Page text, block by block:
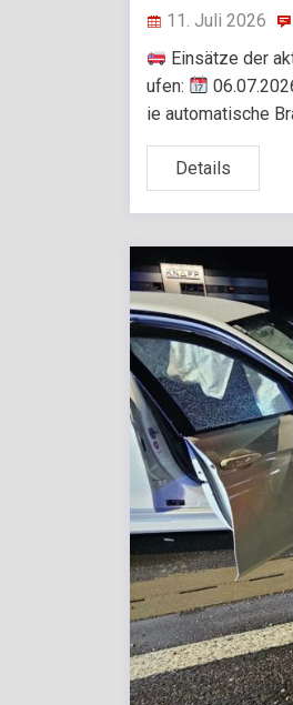
11. Juli 2026
Einsätze der
ufen:
ie automatische
Details